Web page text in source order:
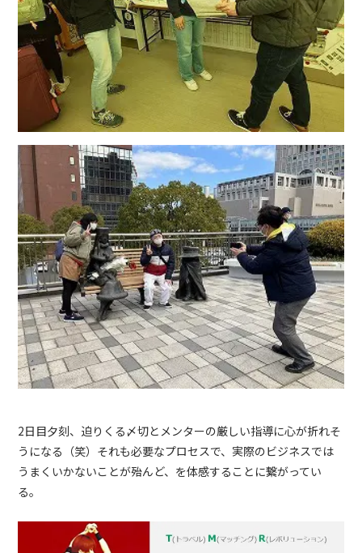
2日目夕刻、迫りくる〆切とメンターの厳しい指導に心が折れそ
うになる（笑）それも必要なプロセスで、実際のビジネスでは
うまくいかないことが殆んど、を体感することに繋がってい
る。